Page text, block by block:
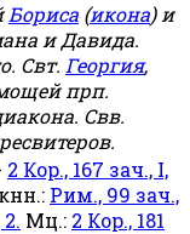
Бориса (икона) и
и Давида.
Свт. Георгия,
прп.
Свв.
2 Кор., 167 зач., I,
Рим., 99 зач.,
Мц.: 2 Кор., 181